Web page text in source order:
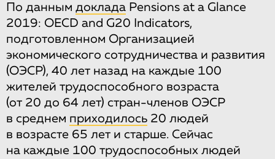
По данным доклада Pensions at a Glance
2019: OECD and G20 Indicators,
подготовленном Организацией
экономического сотрудничества и развития
(ОЭСР), 40 лет назад на каждые 100
жителей трудоспособного возраста
(от 20 до 64 лет) стран-членов ОЭСР
в среднем приходилось 20 людей
в возрасте 65 лет и старше. Сейчас
на каждые 100 трудоспособных людей